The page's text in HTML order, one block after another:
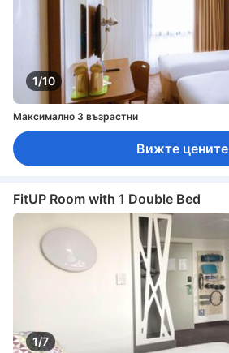
1/10
Максимално 3 възрастни
Вижте цените
FitUP Room with 1 Double Bed
1/7